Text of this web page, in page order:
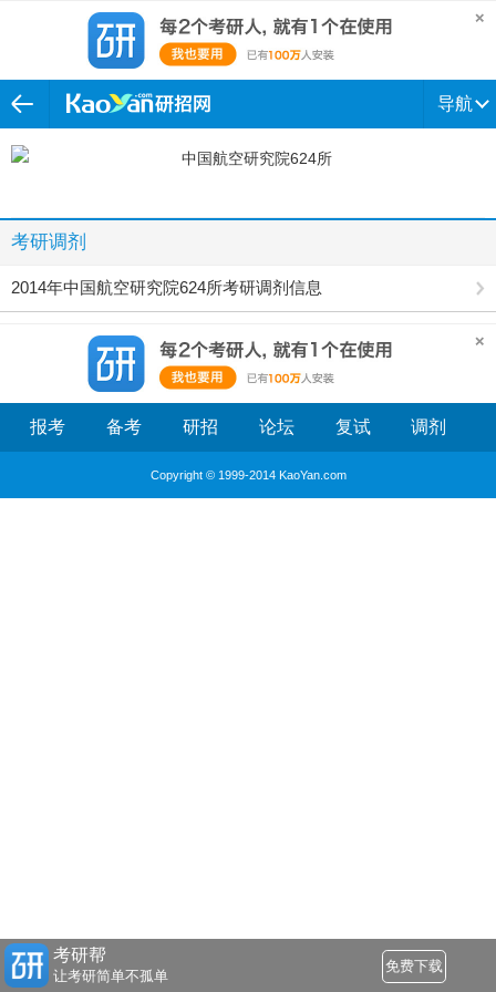
导航
考研调剂
2014年中国航空研究院624所考研调剂信息
报考 备考 研招 论坛 复试 调剂
Copyright © 1999-2014 KaoYan.com
考研帮
让考研简单不孤单
免费下载